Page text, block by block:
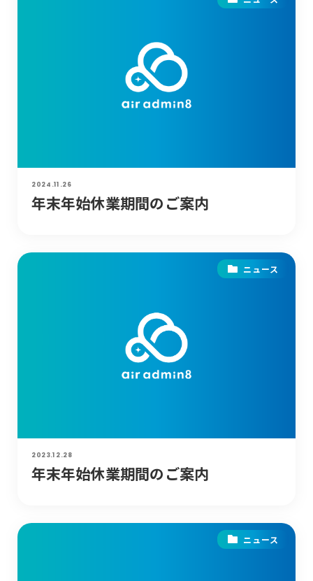
2024.11.26
年末年始休業期間のご案内
ニュース
2023.12.28
年末年始休業期間のご案内
ニュース